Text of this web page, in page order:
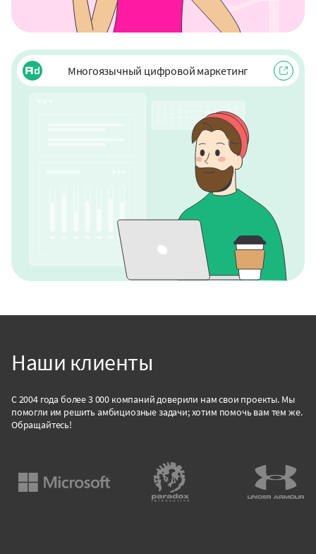
Многоязычный цифровой маркетинг
Наши клиенты
С 2004 года более 3 000 компаний доверили нам свои проекты. Мы
помогли им решить амбициозные задачи; хотим помочь вам тем же.
Обращайтесь!